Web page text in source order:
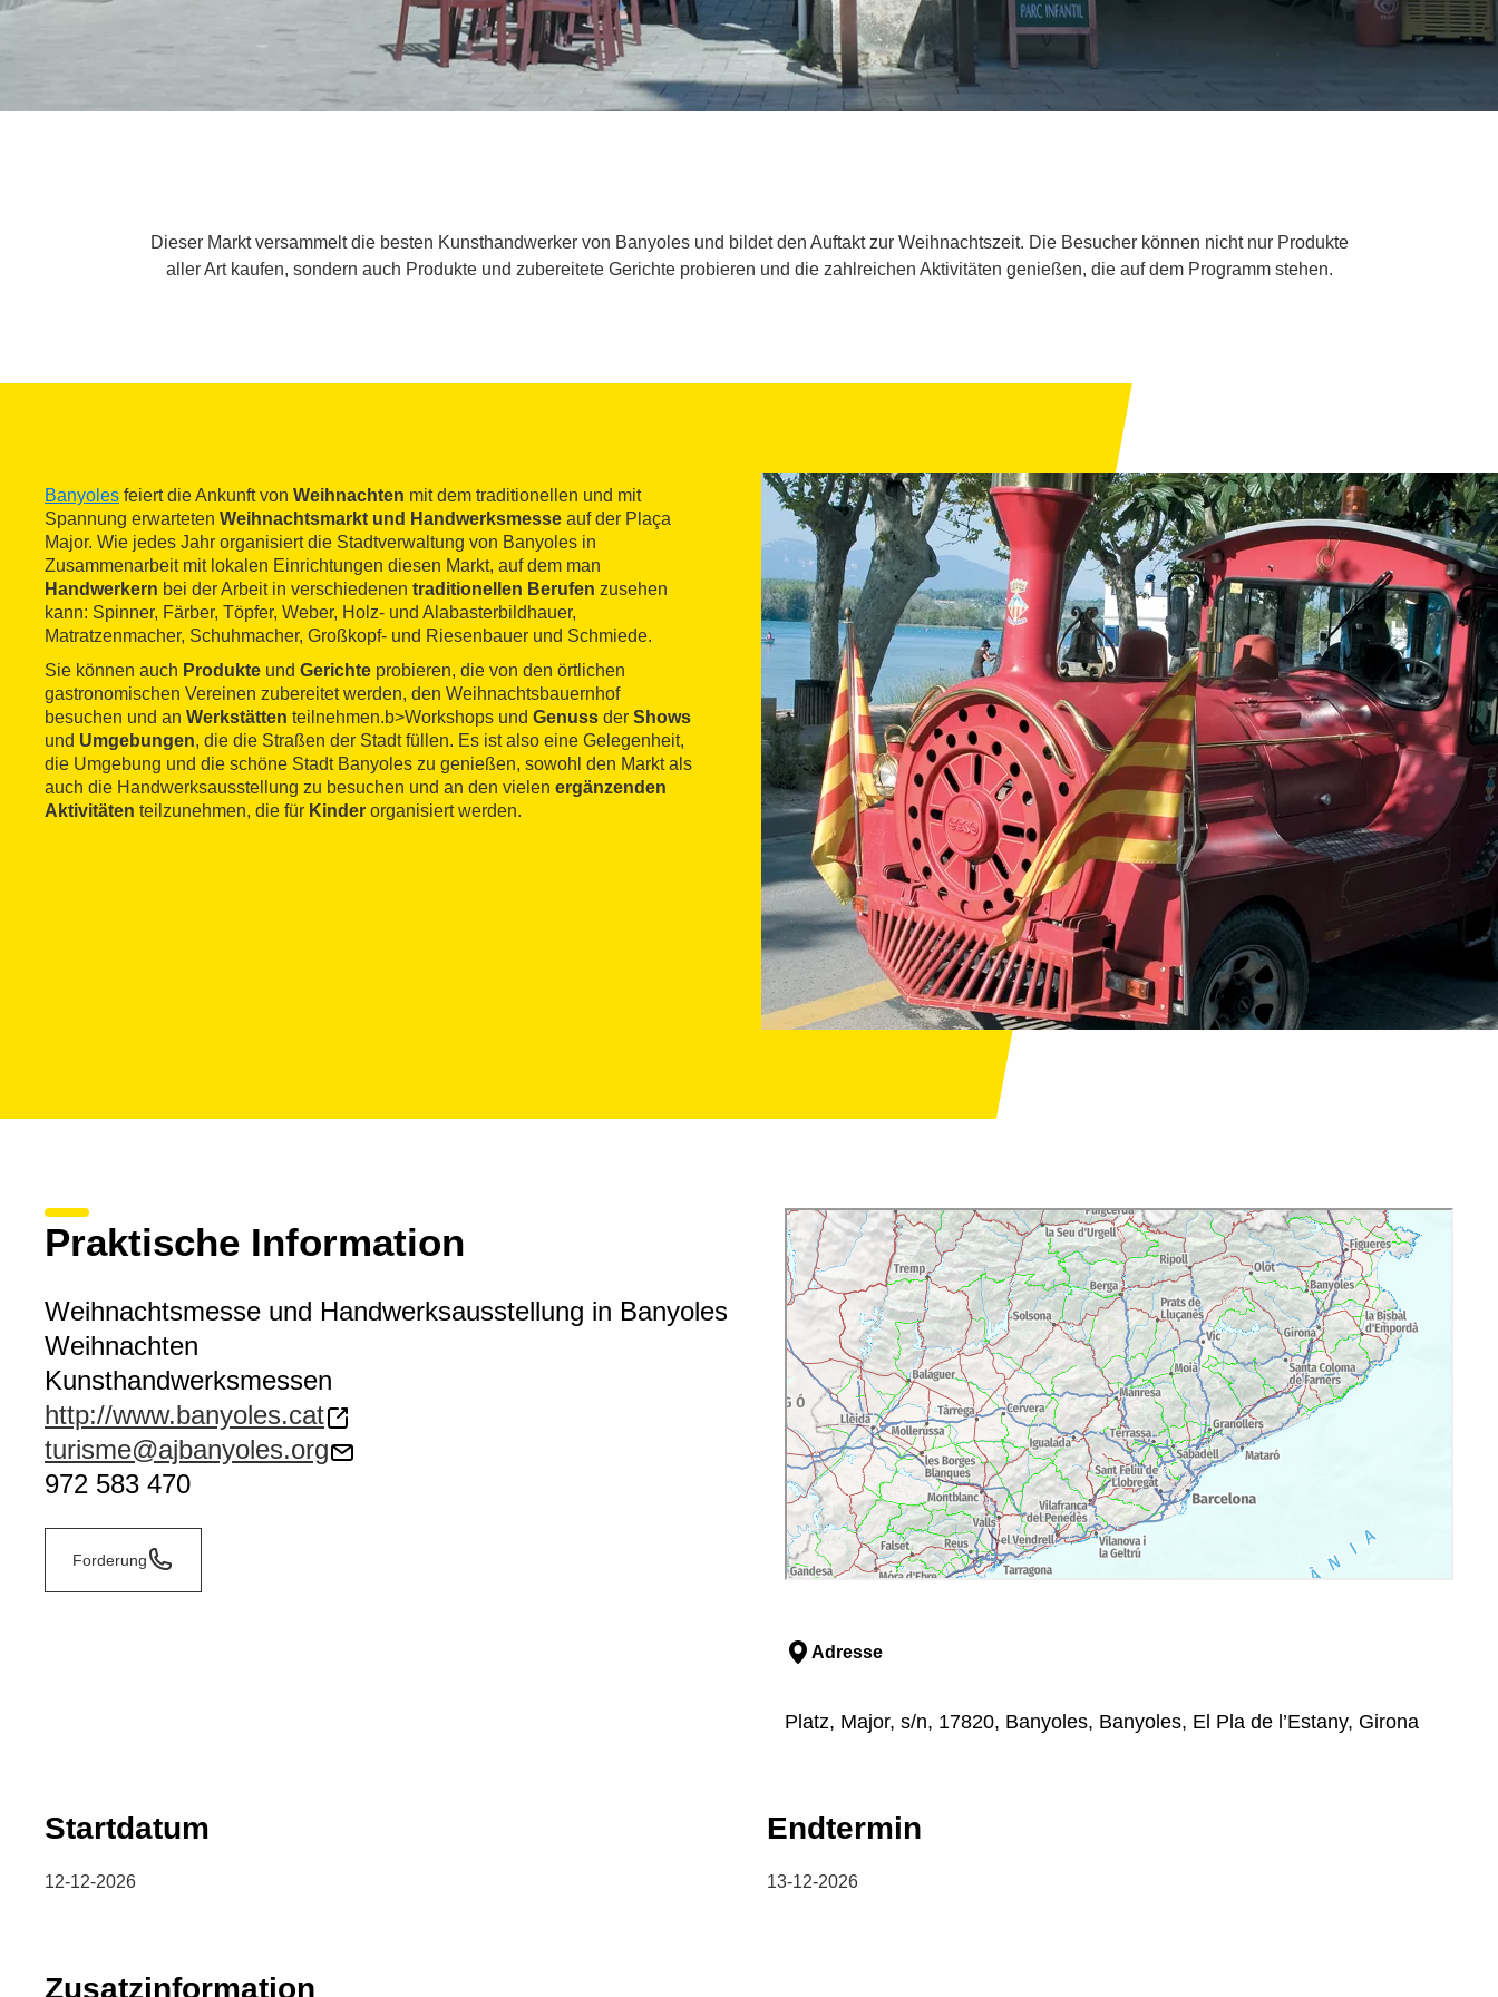
Dieser Markt versammelt die besten Kunsthandwerker von Banyoles und bildet den Auftakt zur Weihnachtszeit. Die Besucher können nicht nur Produkte
aller Art kaufen, sondern auch Produkte und zubereitete Gerichte probieren und die zahlreichen Aktivitäten genießen, die auf dem Programm stehen.
Banyoles feiert die Ankunft von Weihnachten mit dem traditionellen und mit
Spannung erwarteten Weihnachtsmarkt und Handwerksmesse auf der Plaça
Major. Wie jedes Jahr organisiert die Stadtverwaltung von Banyoles in
Zusammenarbeit mit lokalen Einrichtungen diesen Markt, auf dem man
Handwerkern bei der Arbeit in verschiedenen traditionellen Berufen zusehen
kann: Spinner, Färber, Töpfer, Weber, Holz- und Alabasterbildhauer,
Matratzenmacher, Schuhmacher, Großkopf- und Riesenbauer und Schmiede.
Sie können auch Produkte und Gerichte probieren, die von den örtlichen
gastronomischen Vereinen zubereitet werden, den Weihnachtsbauernhof
besuchen und an Werkstätten teilnehmen.b>Workshops und Genuss der Shows
und Umgebungen, die die Straßen der Stadt füllen. Es ist also eine Gelegenheit,
die Umgebung und die schöne Stadt Banyoles zu genießen, sowohl den Markt als
auch die Handwerksausstellung zu besuchen und an den vielen ergänzenden
Aktivitäten teilzunehmen, die für Kinder organisiert werden.
Praktische Information
Weihnachtsmesse und Handwerksausstellung in Banyoles
Weihnachten
Kunsthandwerksmessen
http://www.banyoles.cat
turisme@ajbanyoles.org
972 583 470
Forderung
Adresse
Platz, Major, s/n, 17820, Banyoles, Banyoles, El Pla de l’Estany, Girona
Startdatum
12-12-2026
Endtermin
13-12-2026
Zusatzinformation